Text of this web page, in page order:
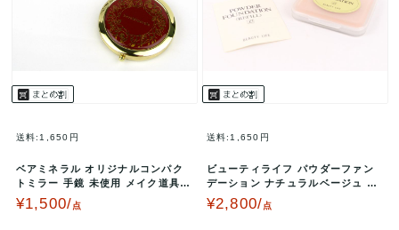
送料:1,650円
ベアミネラル オリジナルコンパク
トミラー 手鏡 未使用 メイク道具
外装難有 レディース bareM…
¥1,500/点
送料:1,650円
ビューティライフ パウダーファン
デーション ナチュラルベージュ 詰
替用 未使用 パフ無 外装難有 レ…
¥2,800/点